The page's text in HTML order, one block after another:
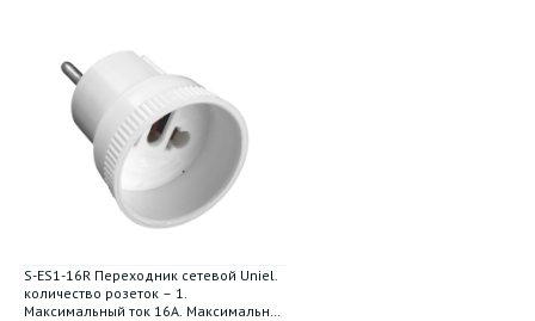
S-ES1-16R Переходник сетевой Uniel.
количество розеток – 1.
Максимальный ток 16А. Максимальная